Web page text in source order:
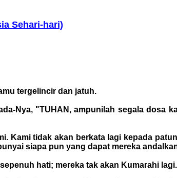
Sehari-hari)
tergelincir dan jatuh.
Nya, "TUHAN, ampunilah segala dosa
Kami tidak akan berkata lagi kepada
siapa pun yang dapat mereka
hati; mereka tak akan Kumarahi lagi.